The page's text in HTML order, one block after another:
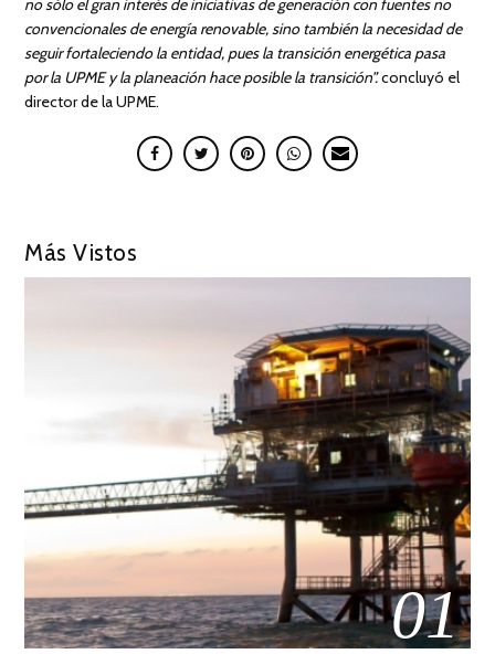
no sólo el gran interés de iniciativas de generación con fuentes no
convencionales de energía renovable, sino también la necesidad de
seguir fortaleciendo la entidad, pues la transición energética pasa
por la UPME y la planeación hace posible la transición”.concluyó el
director de la UPME.
Más Vistos
01